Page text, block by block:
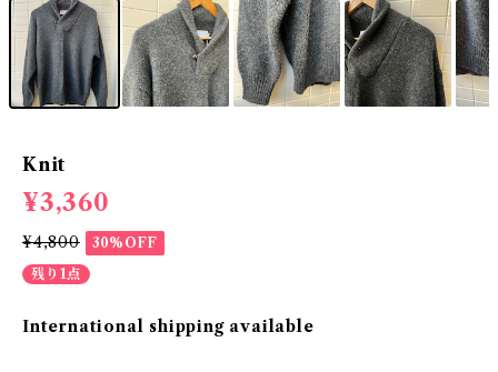
Knit
¥3,360
¥4,800
30%OFF
残り1点
International shipping available